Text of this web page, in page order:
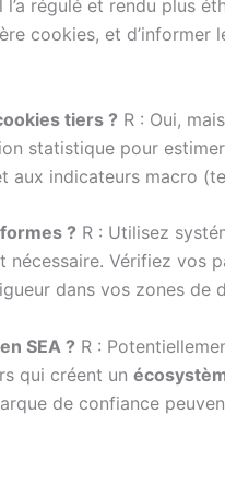
régulé et rendu plus
cookies, et
tiers ? R : Oui,
statistique pour
aux indicateurs macro
? R : Utilisez
nécessaire. Vérifiez
dans vos zones de
SEA ? R :
qui créent un
de confiance